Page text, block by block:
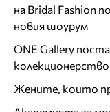
на Bridal Fashion
новия шоурум
ONE Gallery
Жените, които